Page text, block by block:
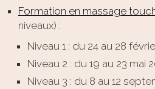
Formation en massage
niveaux) :
Niveau 1 : du 24 au 28
Niveau 2 : du 19 au 23 mai
Niveau 3 : du 8 au 12